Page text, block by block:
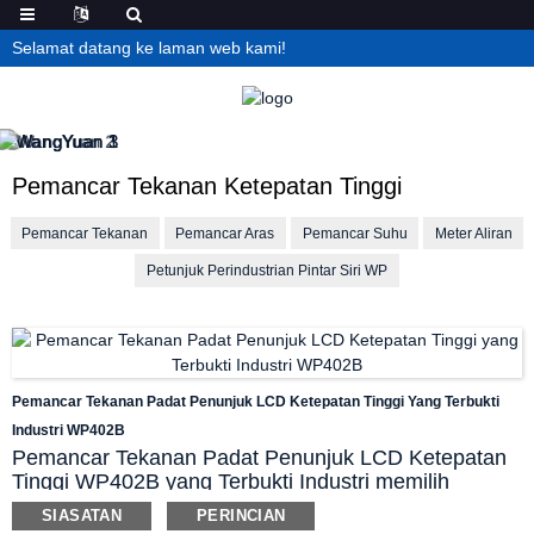
Selamat datang ke laman web kami!
Pemancar Tekanan Ketepatan Tinggi
Pemancar Tekanan Pemancar Aras Pemancar Suhu Meter Aliran
Petunjuk Perindustrian Pintar Siri WP
Pemancar Tekanan Padat Penunjuk LCD Ketepatan Tinggi Yang Terbukti
Industri WP402B
Pemancar Tekanan Padat Penunjuk LCD Ketepatan
Tinggi WP402B yang Terbukti Industri memilih
komponen penderiaan ketepatan tinggi yang canggih.
Rintangan untuk pampasan suhu dibuat pada
SIASATAN PERINCIAN